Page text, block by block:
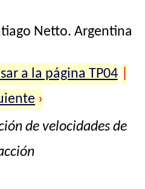
Netto. Argentina
a la página TP04
›
de velocidades de